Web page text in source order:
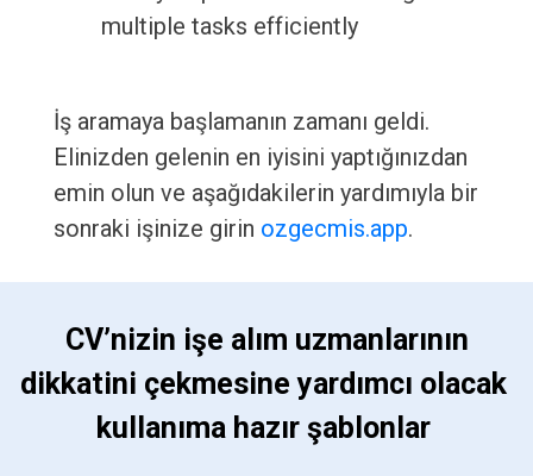
multiple tasks efficiently
İş aramaya başlamanın zamanı geldi.
Elinizden gelenin en iyisini yaptığınızdan
emin olun ve aşağıdakilerin yardımıyla bir
sonraki işinize girin ozgecmis.app.
dikkatini çekmesine yardımcı olacak
kullanıma hazır şablonlar